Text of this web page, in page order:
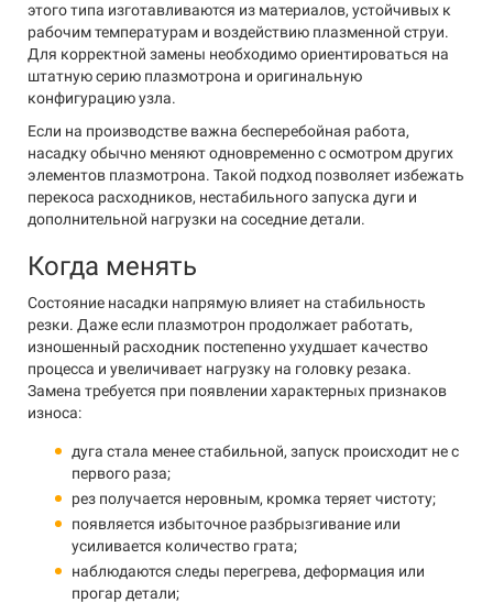
этого типа изготавливаются из материалов, устойчивых к
рабочим температурам и воздействию плазменной струи.
Для корректной замены необходимо ориентироваться на
штатную серию плазмотрона и оригинальную
конфигурацию узла.
Если на производстве важна бесперебойная работа,
насадку обычно меняют одновременно с осмотром других
элементов плазмотрона. Такой подход позволяет избежать
перекоса расходников, нестабильного запуска дуги и
дополнительной нагрузки на соседние детали.
Когда менять
Состояние насадки напрямую влияет на стабильность
резки. Даже если плазмотрон продолжает работать,
изношенный расходник постепенно ухудшает качество
процесса и увеличивает нагрузку на головку резака.
Замена требуется при появлении характерных признаков
износа:
дуга стала менее стабильной, запуск происходит не с
первого раза;
рез получается неровным, кромка теряет чистоту;
появляется избыточное разбрызгивание или
усиливается количество грата;
наблюдаются следы перегрева, деформация или
прогар детали;